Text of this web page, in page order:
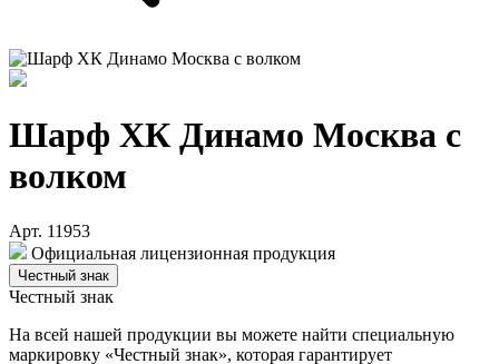
Шарф ХК Динамо Москва с
волком
Арт. 11953
Официальная лицензионная продукция
Честный знак
Честный знак
На всей нашей продукции вы можете найти специальную
маркировку «Честный знак», которая гарантирует